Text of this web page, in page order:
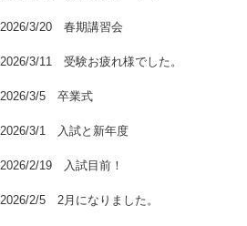
2026/3/20 春期講習会
2026/3/11 受験お疲れ様でした。
2026/3/5 卒業式
2026/3/1 入試と新年度
2026/2/19 入試目前！
2026/2/5 2月になりました。